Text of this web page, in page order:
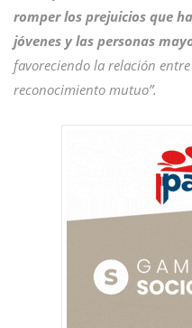
romper los prejuicios que
jóvenes y las personas
favoreciendo la relación
reconocimiento mutuo”.